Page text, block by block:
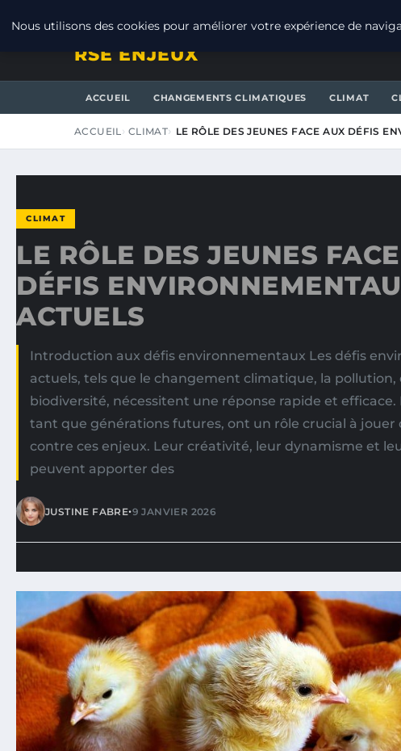
RSE ENJEUX
ACCUEIL CHANGEMENTS CLIMATIQUES CLIMAT
ACCUEIL CLIMAT LE RÔLE DES JEUNES FACE AUX DÉFIS
CLIMAT
LE RÔLE DES JEUNES
DÉFIS
ACTUELS
Introduction aux défis environnementaux Les défis
actuels, tels que le changement climatique, la pollution,
biodiversité, nécessitent une réponse rapide et efficace.
tant que générations futures, ont un rôle crucial à jouer
contre ces enjeux. Leur créativité, leur dynamisme et
peuvent apporter des
JUSTINE FABRE•9 JANVIER 2026
Nous utilisons des cookies pour améliorer votre expérience de